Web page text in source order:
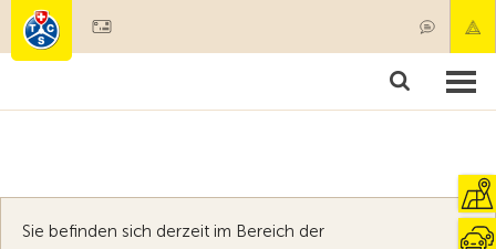
Mitgliedschaft & Leistungen
Sie befinden sich derzeit im Bereich der